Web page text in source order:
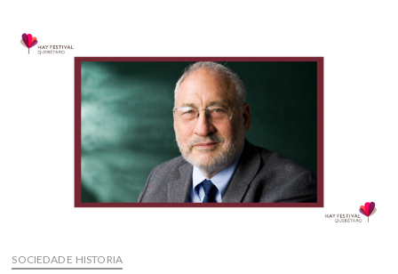
k
p
SOCIEDAD E HISTORIA